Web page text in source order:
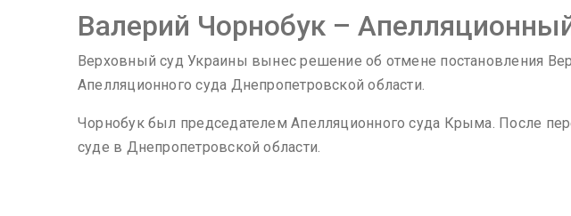
Валерий Чорнобук –
Верховный суд Украины вынес решение об отмене постановления
Апелляционного суда Днепропетровской области.
Чорнобук был председателем Апелляционного суда Крыма. После
суде в Днепропетровской области.